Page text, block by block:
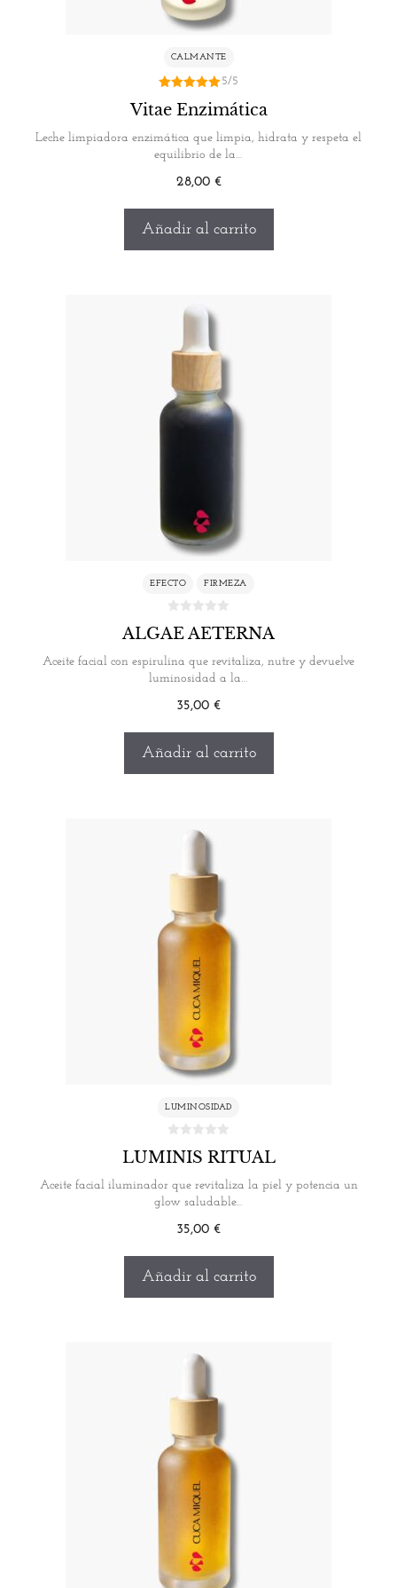
CALMANTE
de 5
5/5
Vitae Enzimática
Leche limpiadora enzimática que limpia, hidrata y respeta el
equilibrio de la…
28,00 €
Añadir al carrito
EFECTO FIRMEZA
ALGAE AETERNA
Aceite facial con espirulina que revitaliza, nutre y devuelve
luminosidad a la…
35,00 €
Añadir al carrito
LUMINOSIDAD
LUMINIS RITUAL
Aceite facial iluminador que revitaliza la piel y potencia un
glow saludable…
35,00 €
Añadir al carrito